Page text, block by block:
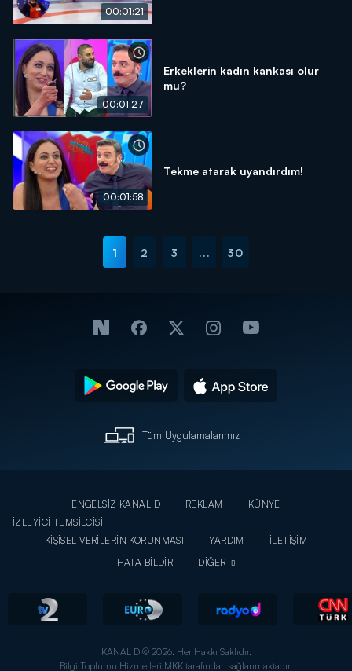
00:01:21
00:01:27
Erkeklerin kadın kankası olur
mu?
00:01:58
Tekme atarak uyandırdım!
1 2 3 ... 30
Tüm Uygulamalarımız
ENGELSİZ KANAL D REKLAM
KÜNYE
İZLEYİCİ TEMSİLCİSİ
KİŞİSEL VERİLERİN KORUNMASI
YARDIM
İLETİŞİM
HATA BİLDİR
DİĞER
KANAL D © 2026. Her Hakkı Saklıdır.
Bilgi Toplumu Hizmetleri MKK tarafından sağlanmaktadır.